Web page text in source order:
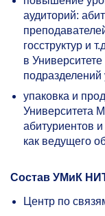
аудиторий:
госструктур и
в
подразделений
упаковка и
Университета
абитуриентов
как ведущего
Состав УМиК
Центр по